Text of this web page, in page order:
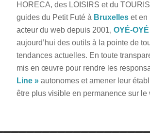
HORECA, des LOISIRS et du
guides du Petit Futé à Bruxelleset en
acteur du web depuis 2001, OYÉ-OYÉ
aujourd’hui des outils à la pointe de
tendances actuelles. En toute
mis en œuvre pour rendre les
Line »autonomes et amener leur
être plus visible en permanence sur le